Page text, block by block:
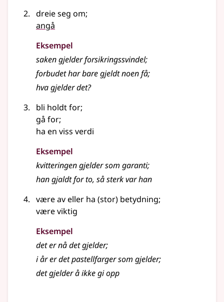
dreie seg om;
angå
Eksempel
saken gjelder forsikringssvindel;
forbudet har bare gjeldt noen få;
hva gjelder det?
bli holdt for;
gå for;
ha en viss verdi
Eksempel
kvitteringengjeldersom garanti;
han gjaldt for to, så sterk var han
være aveller ha (stor) betydning;
være viktig
Eksempel
det er nå det gjelder;
i år er det pastellfarger som gjelder;
det gjelder å ikke gi opp